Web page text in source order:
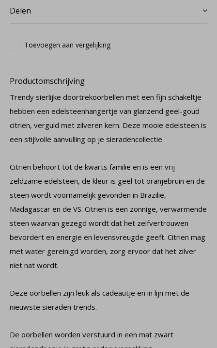
Delen
Toevoegen aan vergelijking
Productomschrijving
Trendy sierlijke doortrekoorbellen met een fijn schakeltje
hebben een edelsteenhangertje van glanzend geel-goud
citrien, verguld met zilveren kern. Deze mooie edelsteen is
een stijlvolle aanvulling op je sieradencollectie.
Citrien behoort tot de kwarts familie en is een vrij
zeldzame edelsteen, de kleur is geel tot oranjebruin en de
steen wordt voornamelijk gevonden in Brazilië,
Madagascar en de VS. Citrien is een zonnige, verwarmende
steen waarvan gezegd wordt dat het zelfvertrouwen
bevordert en energie en levensvreugde geeft. Citrien mag
met water gereinigd worden, zorg ervoor dat het zilver
niet nat wordt.
Deze oorbellen zijn leuk als cadeautje en in lijn met de
nieuwste sieraden trends.
De oorbellen worden verstuurd in een mat zwart